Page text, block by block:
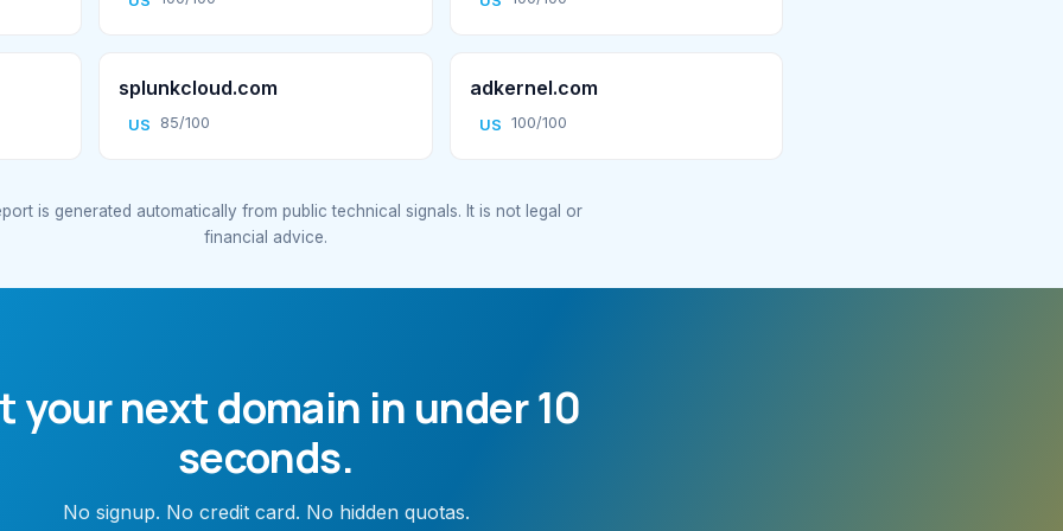
splunkcloud.com
US 85/100
adkernel.com
US 100/100
is generated automatically from public technical signals. It is not legal or
financial advice.
your next domain in under 10
seconds.
No signup. No credit card. No hidden quotas.